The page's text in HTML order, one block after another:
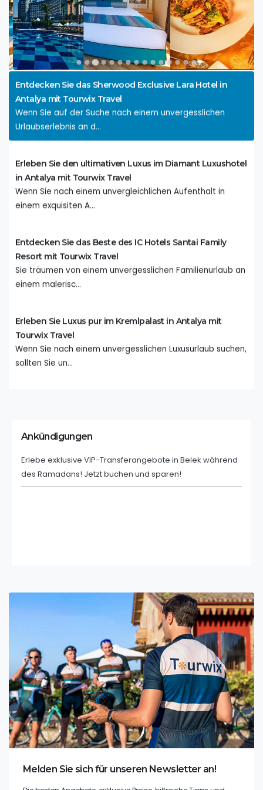
Entdecken Sie das Paradies im Titanic Deluxe Lara: Ein
unvergessliches Urlaubserlebnis
Willkommen im Titanic Deluxe Lara, einem exquisiten
Resort in Antalya,...
Entdecken Sie das Sherwood Exclusive Lara Hotel in
Antalya mit Tourwix Travel
Wenn Sie auf der Suche nach einem unvergesslichen
Urlaubserlebnis an d...
Erleben Sie den ultimativen Luxus im Diamant Luxushotel
in Antalya mit Tourwix Travel
Wenn Sie nach einem unvergleichlichen Aufenthalt in
einem exquisiten A...
Entdecken Sie das Beste des IC Hotels Santai Family
Resort mit Tourwix Travel
Sie träumen von einem unvergesslichen Familienurlaub an
einem malerisc...
Erleben Sie Luxus pur im Kremlpalast in Antalya mit
Tourwix Travel
Wenn Sie nach einem unvergesslichen Luxusurlaub suchen,
sollten Sie un...
seinem strahle...
Reiseführer für Erstbesucher in Nordzypern
Flitterwochenhotels in Antalya - Wo kann man in Antalya
Diejenigen, die darüber nachdenken, wo sie ihre
Flitterwochen in Antal...
Antalya Flughafen Altis Resort Hotel Serik Transfer
Flughafen Antalya Serik Altis Resort Hoteltransfer; Es wird
ohne Unter...
Flughafentransfer Antalya Kas
Ankündigungen
Erlebe exklusive VIP-Transferangebote in Belek während
des Ramadans! Jetzt buchen und sparen!
Melden Sie sich für unseren Newsletter an!